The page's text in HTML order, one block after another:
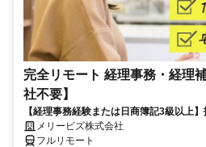
完全リモート 経理事務・経理
社不要】
【経理事務経験または日商簿記3級以上
完全在宅で育児・介護中の方も大歓迎♪
メリービズ株式会社
フルリモート